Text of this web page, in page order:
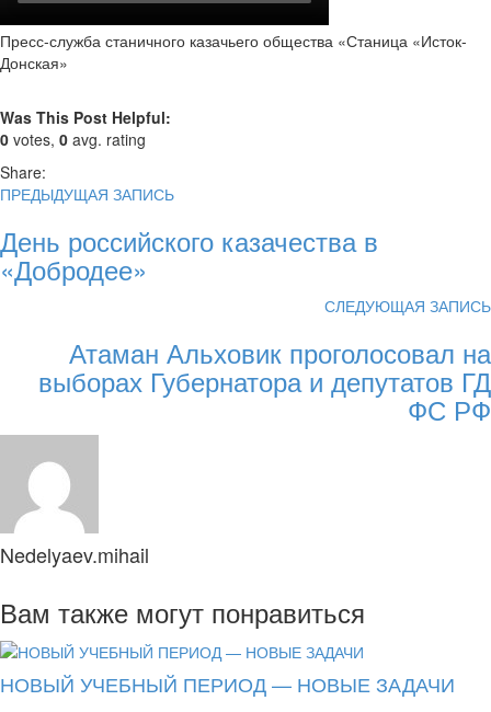
Пресс-служба станичного казачьего общества «Станица «Исток-
Донская»
Was This Post Helpful:
0 votes, 0 avg. rating
Share:
ПРЕДЫДУЩАЯ ЗАПИСЬ
День российского казачества в
«Добродее»
СЛЕДУЮЩАЯ ЗАПИСЬ
Атаман Альховик проголосовал на
выборах Губернатора и депутатов ГД
ФС РФ
Nedelyaev.mihail
Вам также могут понравиться
НОВЫЙ УЧЕБНЫЙ ПЕРИОД — НОВЫЕ ЗАДАЧИ